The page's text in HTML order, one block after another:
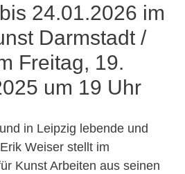
24.01.2026 im
Darmstadt /
Freitag, 19.
um 19 Uhr
in Leipzig lebende und
Weiser stellt im
Kunst Arbeiten aus seinen